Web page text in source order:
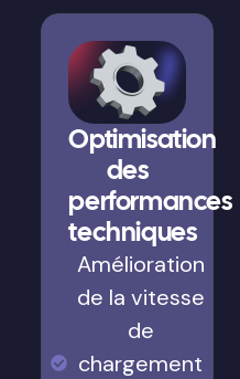
Optimisation
des
performances
techniques
Amélioration
de la vitesse
de
chargement